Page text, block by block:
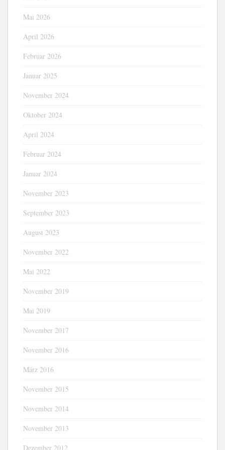
Mai 2026
April 2026
Februar 2026
Januar 2025
November 2024
Oktober 2024
April 2024
Februar 2024
Januar 2024
November 2023
September 2023
August 2023
November 2022
Mai 2022
November 2019
Mai 2019
November 2017
November 2016
März 2016
November 2015
November 2014
November 2013
Dezember 2012